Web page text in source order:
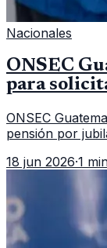
Nacionales
ONSEC
para
ONSEC
pensión por
importar edad.
18 jun 2026·1